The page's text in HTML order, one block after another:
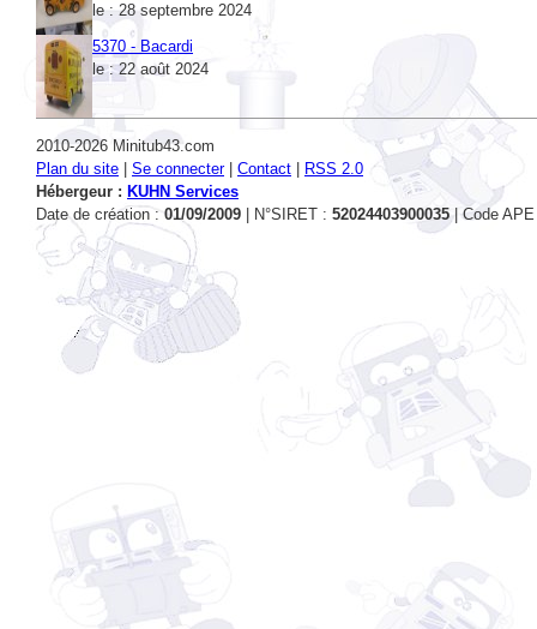
5370 - Bacardi
le : 22 août 2024
2010-2026 Minitub43.com
Plan du site
| Contact
Hébergeur :KUHN Services
Date de création :01/09/2009| N°SIRET :52024403900035 | Code